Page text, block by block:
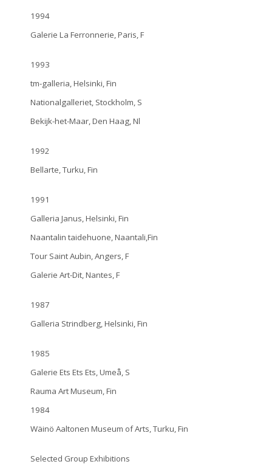
1994
Galerie La Ferronnerie, Paris, F
1993
tm-galleria, Helsinki, Fin
Nationalgalleriet, Stockholm, S
Bekijk-het-Maar, Den Haag, Nl
1992
Bellarte, Turku, Fin
1991
Galleria Janus, Helsinki, Fin
Naantalin taidehuone, Naantali,Fin
Tour Saint Aubin, Angers, F
Galerie Art-Dit, Nantes, F
1987
Galleria Strindberg, Helsinki, Fin
1985
Galerie Ets Ets Ets, Umeå, S
Rauma Art Museum, Fin
1984
Wäinö Aaltonen Museum of Arts, Turku, Fin
Selected Group Exhibitions